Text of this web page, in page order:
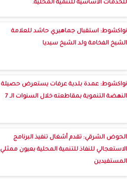
للخدمات الأساسية للتنمية المحلية.
نواكشوط: استقبال جماهيري حاشد للعلامة
الشيخ الفخامة ولد الشيخ سيديا
نواكشوط: عمدة بلدية عرفات يستعرض حصيلة
النهضة التنموية بمقاطعته خلال السنوات الـ 7
الحوض الشرقي: تقدم أشغال تنفيذ البرنامج
الاستعجالي للنفاذ للتنمية المحلية بعيون ممثلي
المستفيدين